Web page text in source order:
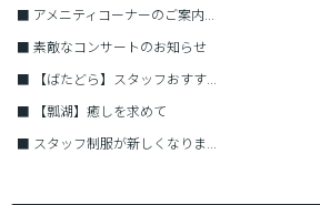
■ アメニティコーナーのご案内...
■ 素敵なコンサートのお知らせ
■
【ばたどら】スタッフおすす...
■
【瓢湖】癒しを求めて
■ スタッフ制服が新しくなりま...